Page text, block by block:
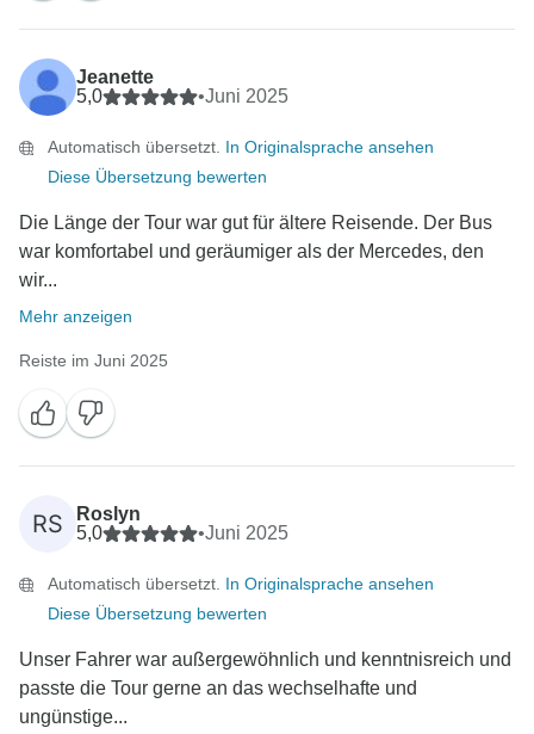
Jeanette
5,0
•Juni 2025
Automatisch übersetzt. In Originalsprache ansehen
Diese Übersetzung bewerten
Die Länge der Tour war gut für ältere Reisende. Der Bus
war komfortabel und geräumiger als der Mercedes, den
wir...
Mehr anzeigen
Reiste im Juni 2025
RS
Roslyn
5,0
•Juni 2025
Automatisch übersetzt. In Originalsprache ansehen
Diese Übersetzung bewerten
Unser Fahrer war außergewöhnlich und kenntnisreich und
passte die Tour gerne an das wechselhafte und
ungünstige...